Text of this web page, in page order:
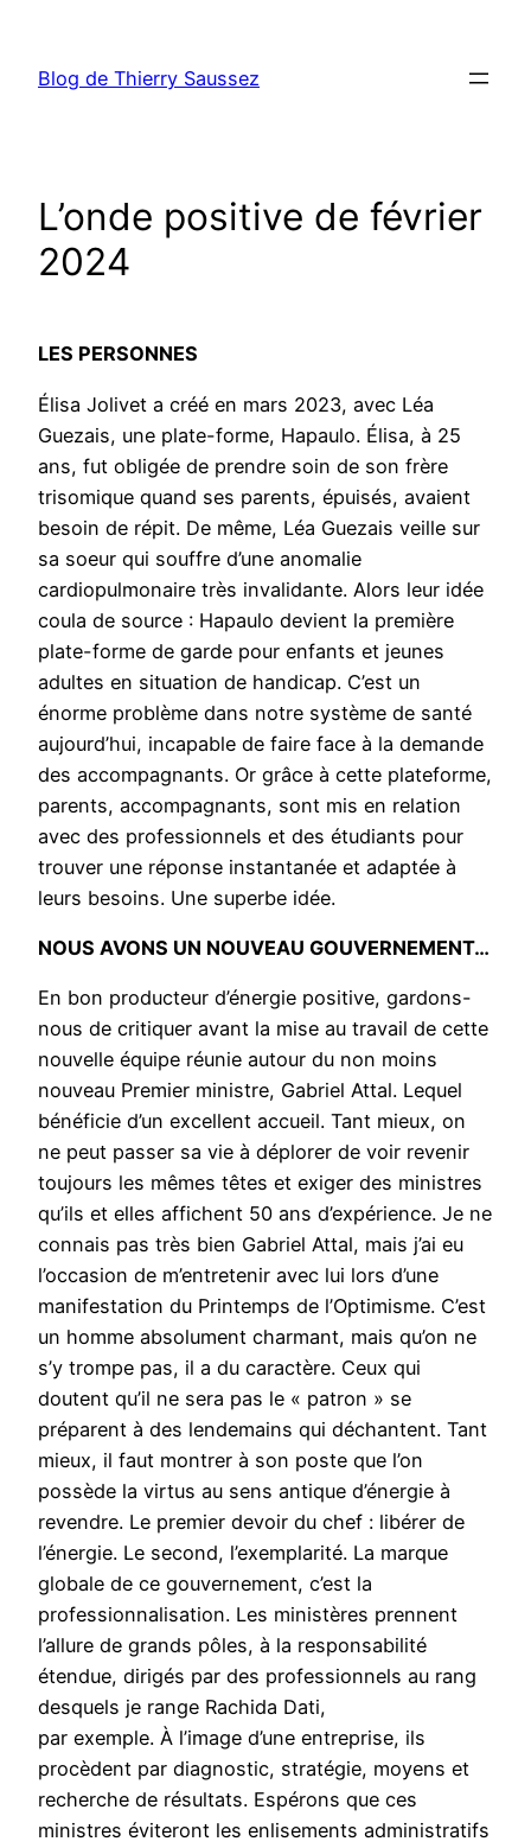
contenu
Blog de Thierry Saussez
L’onde positive de février
2024
LES PERSONNES
Élisa Jolivet a créé en mars 2023, avec Léa
Guezais, une plate-forme, Hapaulo. Élisa, à 25
ans, fut obligée de prendre soin de son frère
trisomique quand ses parents, épuisés, avaient
besoin de répit. De même, Léa Guezais veille sur
sa soeur qui souffre d’une anomalie
cardiopulmonaire très invalidante. Alors leur idée
coula de source : Hapaulo devient la première
plate-forme de garde pour enfants et jeunes
adultes en situation de handicap. C’est un
énorme problème dans notre système de santé
aujourd’hui, incapable de faire face à la demande
des accompagnants. Or grâce à cette plateforme,
parents, accompagnants, sont mis en relation
avec des professionnels et des étudiants pour
trouver une réponse instantanée et adaptée à
leurs besoins. Une superbe idée.
NOUS AVONS UN NOUVEAU GOUVERNEMENT…
En bon producteur d’énergie positive, gardons-
nous de critiquer avant la mise au travail de cette
nouvelle équipe réunie autour du non moins
nouveau Premier ministre, Gabriel Attal. Lequel
bénéficie d’un excellent accueil. Tant mieux, on
ne peut passer sa vie à déplorer de voir revenir
toujours les mêmes têtes et exiger des ministres
qu’ils et elles affichent 50 ans d’expérience. Je ne
connais pas très bien Gabriel Attal, mais j’ai eu
l’occasion de m’entretenir avec lui lors d’une
manifestation du Printemps de l’Optimisme. C’est
un homme absolument charmant, mais qu’on ne
s’y trompe pas, il a du caractère. Ceux qui
doutent qu’il ne sera pas le « patron » se
préparent à des lendemains qui déchantent. Tant
mieux, il faut montrer à son poste que l’on
possède la virtus au sens antique d’énergie à
revendre. Le premier devoir du chef : libérer de
l’énergie. Le second, l’exemplarité. La marque
globale de ce gouvernement, c’est la
professionnalisation. Les ministères prennent
l’allure de grands pôles, à la responsabilité
étendue, dirigés par des professionnels au rang
desquels je range Rachida Dati,
par exemple. À l’image d’une entreprise, ils
procèdent par diagnostic, stratégie, moyens et
recherche de résultats. Espérons que ces
ministres éviteront les enlisements administratifs